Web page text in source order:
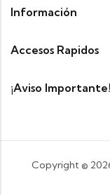
Información
Accesos Rapidos
¡Aviso Importante!
Copyright ©